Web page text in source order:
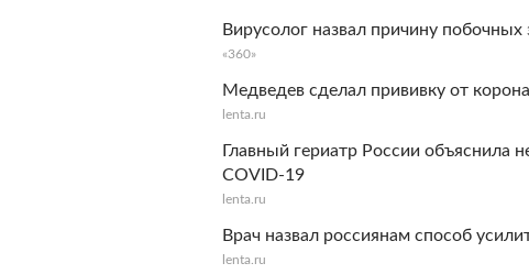
Вирусолог назвал причину
«360»
Медведев сделал прививку от
lenta.ru
Главный гериатр России объяснила
COVID-19
lenta.ru
Врач назвал россиянам способ
lenta.ru